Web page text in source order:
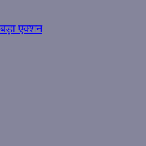
एक्शन